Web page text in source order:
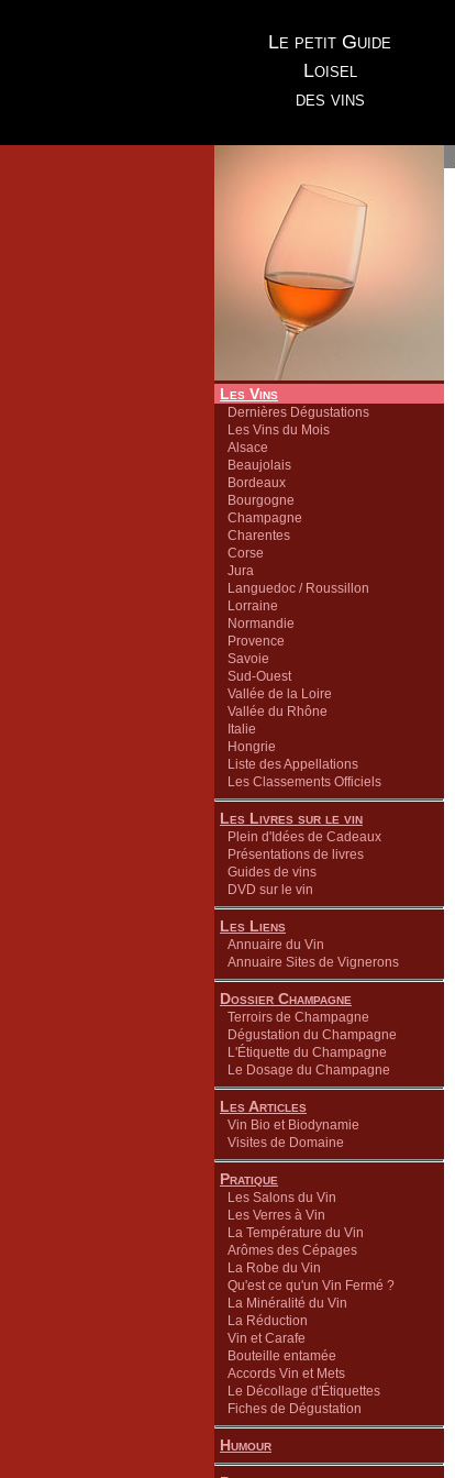
Le petit Guide
Loisel
des vins
Les Vins
Dernières Dégustations
Les Vins du Mois
Alsace
Beaujolais
Bordeaux
Bourgogne
Champagne
Charentes
Corse
Jura
Languedoc / Roussillon
Lorraine
Normandie
Provence
Savoie
Sud-Ouest
Vallée de la Loire
Vallée du Rhône
Italie
Hongrie
Liste des Appellations
Les Classements Officiels
Les Livres sur le vin
Plein d'Idées de Cadeaux
Présentations de livres
Guides de vins
DVD sur le vin
Les Liens
Annuaire du Vin
Annuaire Sites de Vignerons
Dossier Champagne
Terroirs de Champagne
Dégustation du Champagne
L'Étiquette du Champagne
Le Dosage du Champagne
Les Articles
Vin Bio et Biodynamie
Visites de Domaine
Pratique
Les Salons du Vin
Les Verres à Vin
La Température du Vin
Arômes des Cépages
La Robe du Vin
Qu'est ce qu'un Vin Fermé ?
La Minéralité du Vin
La Réduction
Vin et Carafe
Bouteille entamée
Accords Vin et Mets
Le Décollage d'Étiquettes
Fiches de Dégustation
Humour